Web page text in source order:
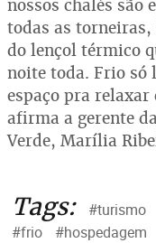
nossos chalés são
todas as
do lençol térmico
noite toda. Frio só
espaço pra
afirma a gerente
Verde, Marília
Tags: #turismo
#frio
#hospedagem